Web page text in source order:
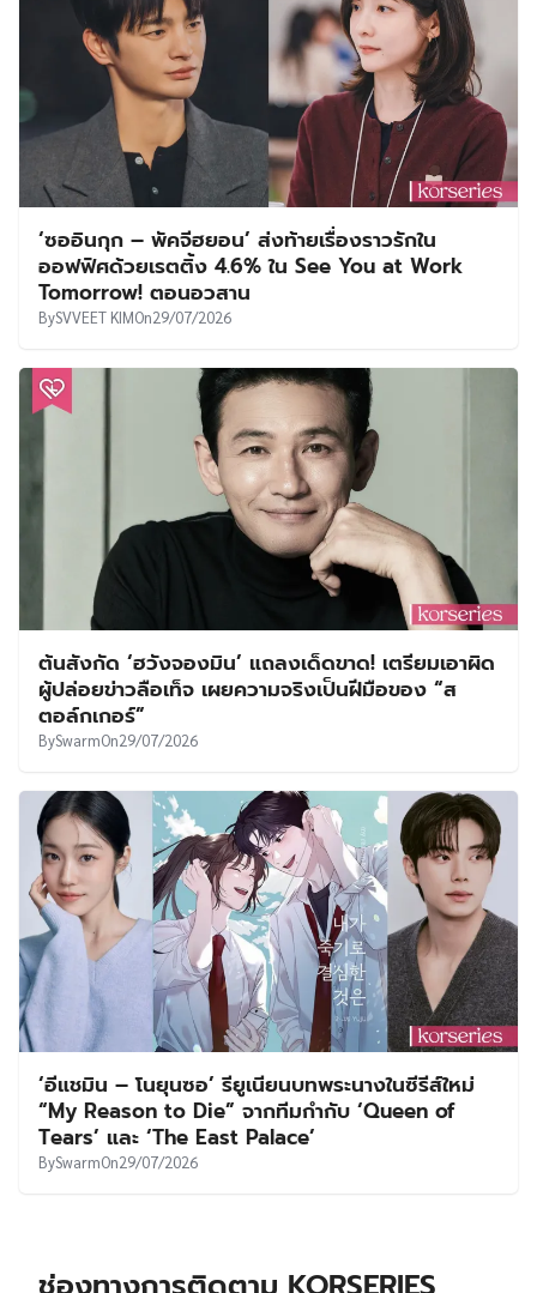
‘ซออินกุก – พัคจีฮยอน’ ส่งท้ายเรื่องราวรักใน
ออฟฟิศด้วยเรตติ้ง 4.6% ใน See You at Work
Tomorrow! ตอนอวสาน
BySVVEET KIMOn29/07/2026
ต้นสังกัด ‘ฮวังจองมิน’ แถลงเด็ดขาด! เตรียมเอาผิด
ผู้ปล่อยข่าวลือเท็จ เผยความจริงเป็นฝีมือของ “ส
ตอล์กเกอร์”
BySwarmOn29/07/2026
‘อีแชมิน – โนยุนซอ’ รียูเนียนบทพระนางในซีรีส์ใหม่
“My Reason to Die” จากทีมกำกับ ‘Queen of
Tears’ และ ‘The East Palace’
BySwarmOn29/07/2026